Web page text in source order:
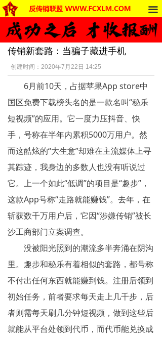
끀
首页
法律法规
反传销动态
受害者讲述
反传销杂谈
传销的危害
死人事件
传销的种类
南派传销
北派传销
网络传销
精神传销
求助专区
大学生专栏
传销骗术
传销新套路：当骗子藏进手机
创建时间： 2020年7月22日 14:25
6月前10天，占据苹果App store中
国区免费下载榜头名的是一款名叫“秘乐
短视频”的应用。它一度力压抖音、快
手，号称在半年内累积5000万用户。然
而这酷炫的“大生意”却难在主流媒体上寻
其踪迹，我身边的多数人也没有听说过
它。上一个如此“低调”的项目是“趣步”，
这款App号称“走路就能赚钱”。去年，在
斩获数千万用户后，它因“涉嫌传销”被长
沙工商部门立案调查。
没被阳光照到的潮流多半奔涌在阴沟
里。趣步和秘乐有着相似的套路，都号称
不付出任何东西就能赚到钱。注册后领到
初始任务，前者要求每天走上几千步，后
者则需每天刷几分钟短视频，做到这些后
就能从平台处领到代币，而代币能兑换成